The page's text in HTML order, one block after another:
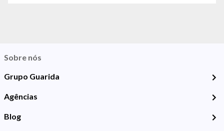
Sobre nós
Grupo Guarida
Agências
Blog